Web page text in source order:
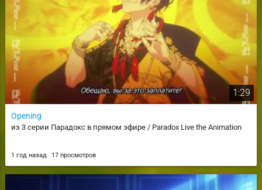
1:29
Opening
из 3 серии Парадокс в прямом эфире / Paradox Live the Animation
1 год назад 17 просмотров